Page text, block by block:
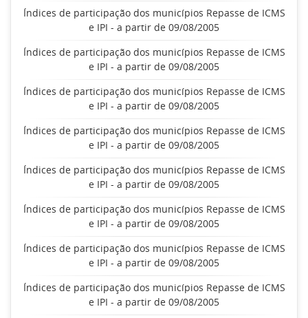
Índices de participação dos municípios Repasse de ICMS
e IPI - a partir de 09/08/2005
Índices de participação dos municípios Repasse de ICMS
e IPI - a partir de 09/08/2005
Índices de participação dos municípios Repasse de ICMS
e IPI - a partir de 09/08/2005
Índices de participação dos municípios Repasse de ICMS
e IPI - a partir de 09/08/2005
Índices de participação dos municípios Repasse de ICMS
e IPI - a partir de 09/08/2005
Índices de participação dos municípios Repasse de ICMS
e IPI - a partir de 09/08/2005
Índices de participação dos municípios Repasse de ICMS
e IPI - a partir de 09/08/2005
Índices de participação dos municípios Repasse de ICMS
e IPI - a partir de 09/08/2005